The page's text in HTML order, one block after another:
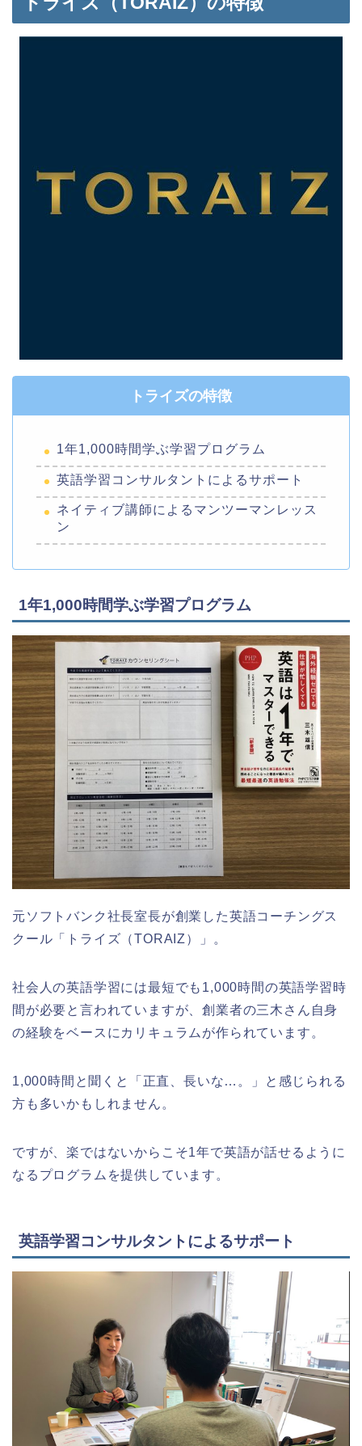
トライズの特徴
1年1,000時間学ぶ学習プログラム
英語学習コンサルタントによるサポート
ネイティブ講師によるマンツーマンレッス
ン
1年1,000時間学ぶ学習プログラム
元ソフトバンク社長室長が創業した英語コーチングス
クール「トライズ（TORAIZ）」。
社会人の英語学習には最短でも1,000時間の英語学習時
間が必要と言われていますが、創業者の三木さん自身
の経験をベースにカリキュラムが作られています。
1,000時間と聞くと「正直、長いな…。」と感じられる
方も多いかもしれません。
ですが、楽ではないからこそ1年で英語が話せるように
なるプログラムを提供しています。
英語学習コンサルタントによるサポート